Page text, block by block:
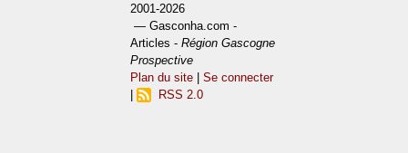
2001-2026
— Gasconha.com -
Articles -Région Gascogne
Prospective
Plan du site |Se connecter
RSS 2.0